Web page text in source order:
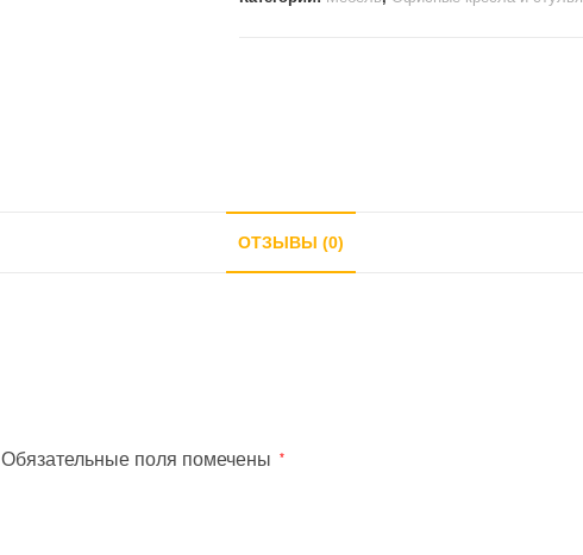
ОТЗЫВЫ (0)
Обязательные поля помечены *